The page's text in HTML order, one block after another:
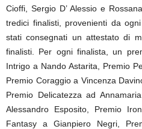
Cioffi, Sergio D’ Alessio e
tredici finalisti, provenienti da
stati consegnati un attestato di
finalisti. Per ogni finalista, un
Intrigo a Nando Astarita, Premio
Premio Coraggio a Vincenza
Premio Delicatezza ad
Alessandro Esposito, Premio
Fantasy a Gianpiero Negri,